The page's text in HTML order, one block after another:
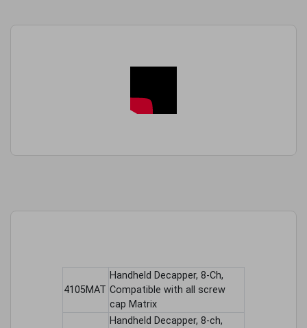
4105MAT
Handheld Decapper, 8-Ch,
Compatible with all screw
cap Matrix
Handheld Decapper, 8-ch,